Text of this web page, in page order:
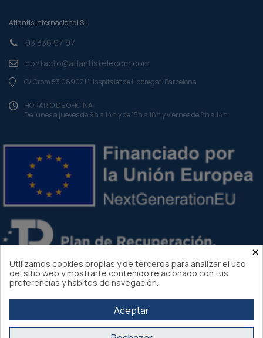
Atlantis Internacional SL
93 336 97 97
contacto@atlantistelecom.com
C/ Crom 53 08907 L'Hospitalet de Llobregat. Barcelona
HORARIO DE OFICINA:
De lunes a jueves de 9h a 14h y de 15h a 18h y viernes de 8h a 14h.
×
Utilizamos cookies propias y de terceros para analizar el uso
del sitio web y mostrarte contenido relacionado con tus
preferencias y hábitos de navegación.
Aceptar